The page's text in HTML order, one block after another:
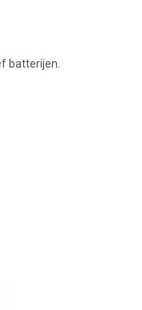
batterijen.